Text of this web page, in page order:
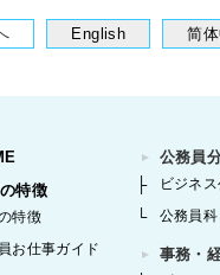
English 简
特徴
特徴
お仕事ガイド
公務員
ビジネ
公務員科
事務・